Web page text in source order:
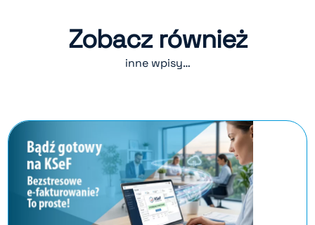
Zobacz również
inne wpisy…